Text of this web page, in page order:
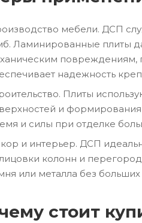
мебели. ДСП
Ламинированные плиты
повреждениям,
надежность
Плиты
и
и силы при отделке
и интерьер. ДСП
колонн и
или металла без больших
стоит